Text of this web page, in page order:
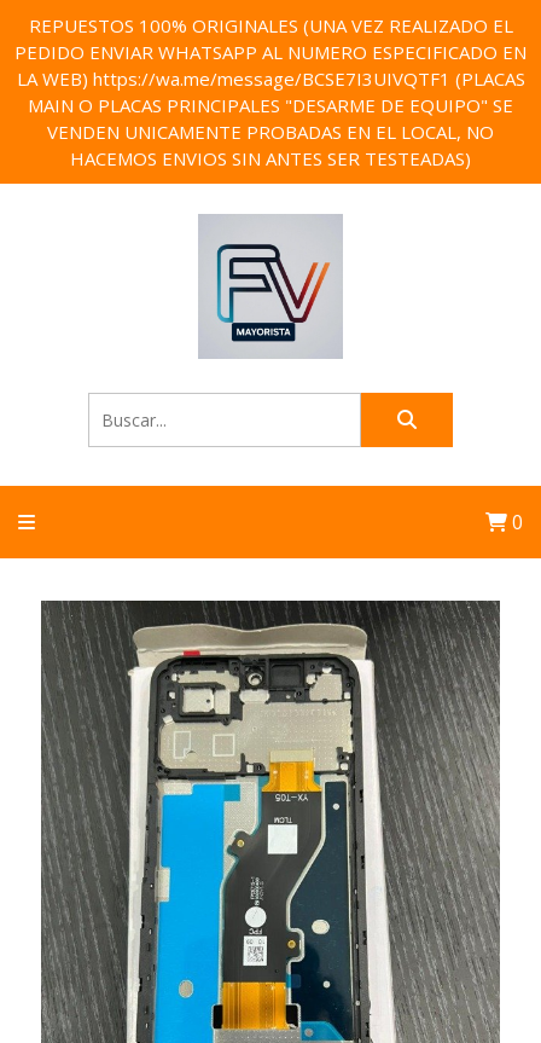
REPUESTOS 100% ORIGINALES (UNA VEZ REALIZADO EL
PEDIDO ENVIAR WHATSAPP AL NUMERO ESPECIFICADO EN
LA WEB) https://wa.me/message/BCSE7I3UIVQTF1 (PLACAS
MAIN O PLACAS PRINCIPALES "DESARME DE EQUIPO" SE
VENDEN UNICAMENTE PROBADAS EN EL LOCAL, NO
HACEMOS ENVIOS SIN ANTES SER TESTEADAS)
0